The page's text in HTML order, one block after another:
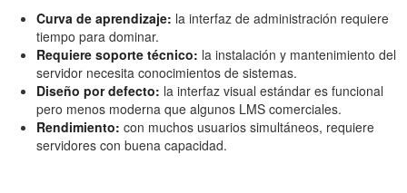
Curva de aprendizaje: la interfaz de administración requiere
tiempo para dominar.
Requiere soporte técnico: la instalación y mantenimiento del
servidor necesita conocimientos de sistemas.
Diseño por defecto: la interfaz visual estándar es funcional
pero menos moderna que algunos LMS comerciales.
Rendimiento: con muchos usuarios simultáneos, requiere
servidores con buena capacidad.